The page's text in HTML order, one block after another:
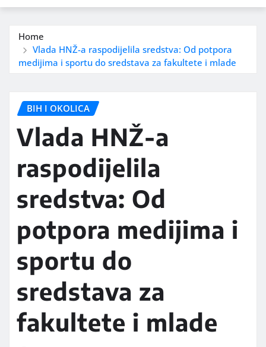
Home
Vlada HNŽ-a raspodijelila sredstva: Od potpora
medijima i sportu do sredstava za fakultete i mlade
BIH I OKOLICA
Vlada HNŽ-a
raspodijelila
sredstva: Od
potpora medijima i
sportu do
sredstava za
fakultete i mlade